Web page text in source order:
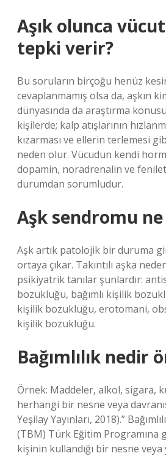
Aşık olunca
tepki verir?
Bu soruların birçoğu henüz
cevaplanmamış olsa da, aşkın
dünyasında da araştırma
kişilerde; kalp atışlarının
kızarması ve ellerin terlemesi
neden olur. Vücudun kendi
dopamin, noradrenalin ve
durumdan sorumludur.
Aşk sendromu
Aşk artık patolojik bir duruma
ortaya çıkar. Takıntılı aşka
psikiyatrik tanılar şunlardır:
bozukluğu, bağımlı kişilik
kişilik bozukluğu, erotomani,
kişilik bozukluğu.
Bağımlılık nedir
Örnek: Maddeler, alkol, sigara,
herhangi bir nesne veya
Yeşilay Yayınları, 2018).”
(TBM) Türk Eğitim Programına
kişinin kullandığı bir nesne veya